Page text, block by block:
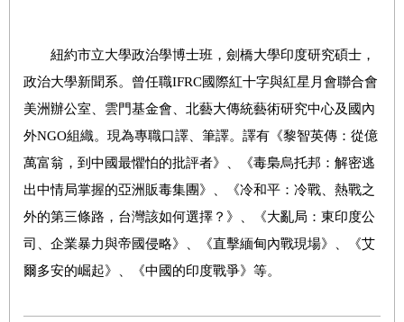
紐約市立大學政治學博士班，劍橋大學印度研究碩士，
政治大學新聞系。曾任職IFRC國際紅十字與紅星月會聯合會
美洲辦公室、雲門基金會、北藝大傳統藝術研究中心及國內
外NGO組織。現為專職口譯、筆譯。譯有《黎智英傳：從億
萬富翁，到中國最懼怕的批評者》、《毒梟烏托邦：解密逃
出中情局掌握的亞洲販毒集團》、《冷和平：冷戰、熱戰之
外的第三條路，台灣該如何選擇？》、《大亂局：東印度公
司、企業暴力與帝國侵略》、《直擊緬甸內戰現場》、《艾
爾多安的崛起》、《中國的印度戰爭》等。